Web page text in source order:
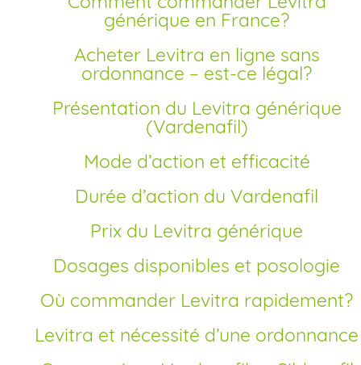
générique en France?
Acheter Levitra en ligne sans
ordonnance – est-ce légal?
Présentation du Levitra générique
(Vardenafil)
Mode d’action et efficacité
Durée d’action du Vardenafil
Prix du Levitra générique
Dosages disponibles et posologie
Où commander Levitra rapidement?
Levitra et nécessité d’une ordonnance